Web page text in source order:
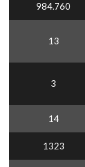
984.760
13
3
14
1323